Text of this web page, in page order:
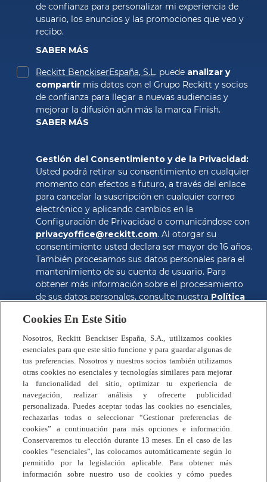
de confianza para personalizar mi experiencia de
usuario, los anuncios y las promociones que veo y
SABER MÁS
Reckitt BenckiserEspaña, S.L. puede analizar y
compartir mis datos con el Grupo Reckitt y socios
de confianza para llegar a nuevas audiencias y
SABER MÁS
Usted podrá retirar su consentimiento en cualquier
momento con efectos a futuro, a través del enlace
para cancelar la suscripción en cualquier correo
electrónico y aplicando cambios en la
privacyoffice@reckitt.com. Al otorgar su
consentimiento usted declara ser mayor de 16 años.
También procesamos sus datos personales para el
mantenimiento de su cuenta de usuario. Para
obtener más información sobre el procesamiento
de sus datos personales, consulte nuestra Política
Preguntas Frecuentes
Política de Privacidad
Términos y Condiciones
Política de Cookies
Cookies En Este Sitio
Nosotros, Reckitt Benckiser España, S.A., utilizamos cookies
esenciales para que este sitio funcione y para guardar algunas de
tus preferencias. Nosotros y nuestros socios también utilizamos
otras cookies no esenciales y tecnologías similares para mejorar
la funcionalidad del sitio, optimizar tu experiencia de
navegación, realizar análisis y ofrecerte publicidad
personalizada. Puedes aceptar todas las cookies no esenciales,
rechazarlas todas o seleccionar “Gestionar preferencias de
cookies” a continuación para más opciones e información.
Conservaremos tu elección durante 13 meses. En el caso de las
cookies “esenciales”, las colocamos automáticamente según lo
permitido por la legislación aplicable. Para obtener más
información sobre nuestro uso de cookies y cómo puedes